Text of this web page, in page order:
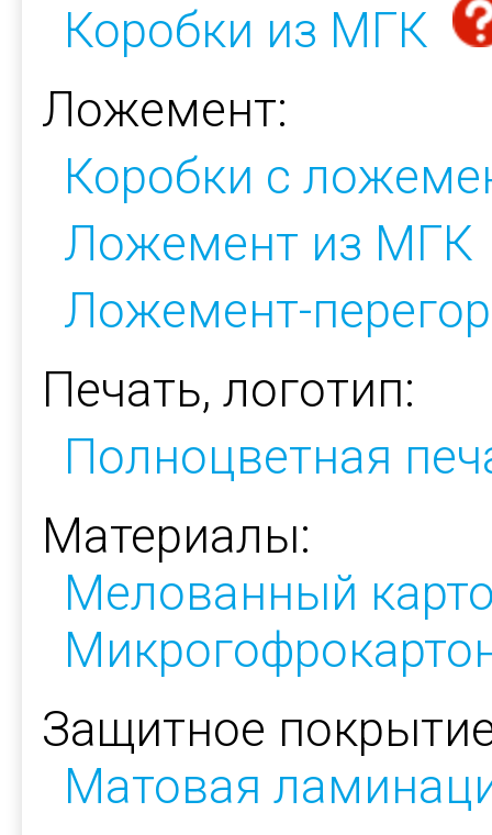
Коробки из МГК
Ложемент:
Коробки с
Ложемент из МГК
Ложемент-
Печать, логотип:
Полноцветная
Материалы:
Мелованный
Защитное
Матовая